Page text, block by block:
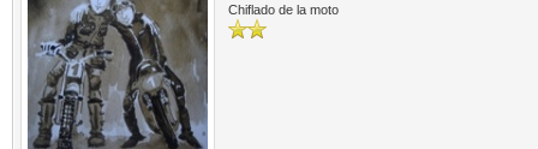
Chiflado de la moto